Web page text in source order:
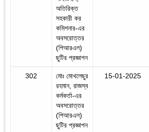
অতিরিক্ত
সহকারী কর
কমিশনার-এর
অবসরোত্তর
(পিআরএল)
ছুটির প্রজ্ঞাপন
302
মোঃ মোখলেছুর
রহমান, রাজস্ব
কর্মকর্তা-এর
অবসরোত্তর
(পিআরএল)
ছুটির প্রজ্ঞাপন
15-01-2025